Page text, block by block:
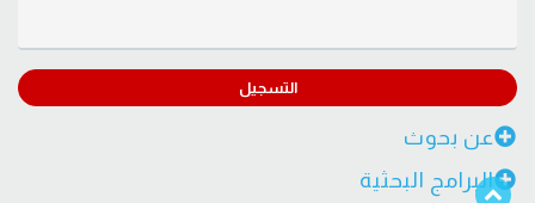
التسجيل
عن بحوث
البرامج البحثية